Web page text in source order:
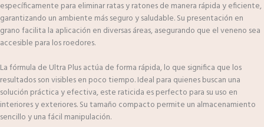
específicamente para eliminar ratas y ratones de manera rápida y eficiente,
garantizando un ambiente más seguro y saludable. Su presentación en
grano facilita la aplicación en diversas áreas, asegurando que el veneno sea
accesible para los roedores.
La fórmula de Ultra Plus actúa de forma rápida, lo que significa que los
resultados son visibles en poco tiempo. Ideal para quienes buscan una
solución práctica y efectiva, este raticida es perfecto para su uso en
interiores y exteriores. Su tamaño compacto permite un almacenamiento
sencillo y una fácil manipulación.